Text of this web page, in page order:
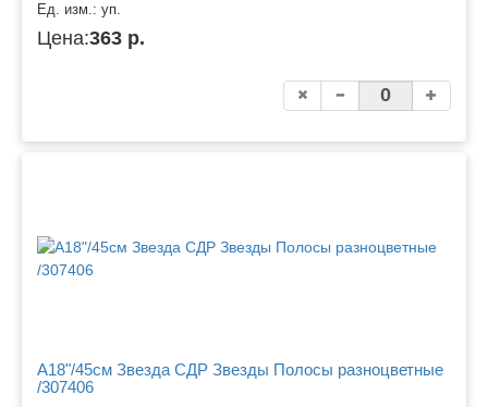
Ед. изм.: уп.
Цена:363 р.
A18"/45см Звезда СДР Звезды Полосы разноцветные
/307406